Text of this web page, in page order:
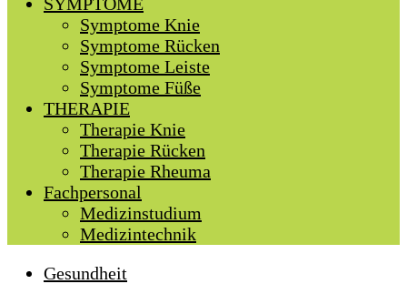
Symptome Knie
Symptome Rücken
Symptome Leiste
Symptome Füße
THERAPIE
Therapie Knie
Therapie Rücken
Therapie Rheuma
Fachpersonal
Medizinstudium
Medizintechnik
Gesundheit